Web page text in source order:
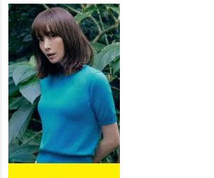
Тусгай замын автобус /BRT/
төслийн удирдах хорооны
ээлжит хуралдаан боллоо
2026 оны 7 сар 21 / 16 цаг 43 минут
Ерөнхий сайд Н.Учрал БНХАУ-
аас Монгол Улсад суугаа
Элчин сайд Шэнь
Миньжюанийг хүлээн авч
уулзав
2026 оны 7 сар 21 / 16 цаг 39 минут
БҮГД НАЙРАМДАХ ТАЖИКИСТАН УЛСТАЙ